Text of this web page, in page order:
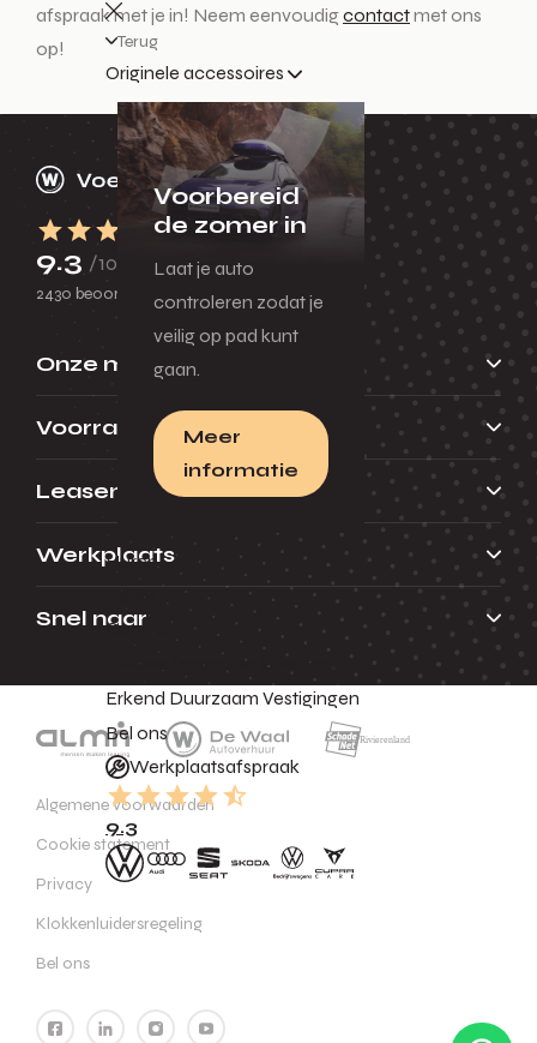
Terug
Originele accessoires
Voorbereid
de zomer in
Laat je auto
controleren zodat je
veilig op pad kunt
gaan.
Meer
informatie
Huren
Contact
Erkend Duurzaam Vestigingen
Bel ons
Werkplaatsafspraak
9.3
afspraak met je in! Neem eenvoudigcontactmet ons
op!
9.3 /10
2430 beoordelingen
Onze merken
Voorraad
Leasen
Werkplaats
Snel naar
Algemene voorwaarden
Cookie statement
Privacy
Klokkenluidersregeling
Bel ons